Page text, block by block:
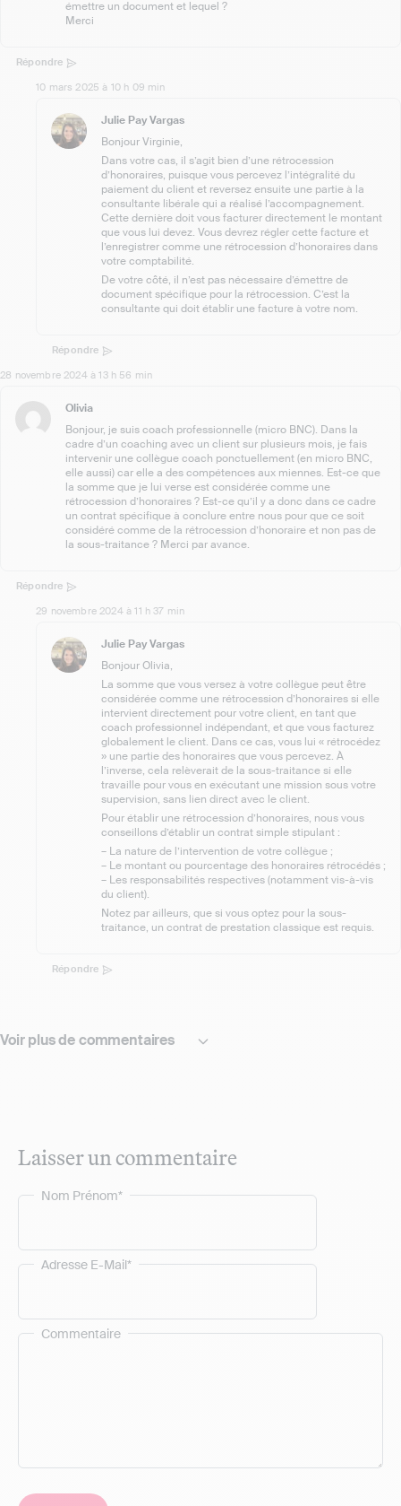
émettre un document et lequel ?
Merci
Répondre
10 mars 2025 à 10 h 09 min
Julie Pay Vargas
Bonjour Virginie,
Dans votre cas, il s’agit bien d’une rétrocession
d’honoraires, puisque vous percevez l’intégralité du
paiement du client et reversez ensuite une partie à la
consultante libérale qui a réalisé l’accompagnement.
Cette dernière doit vous facturer directement le montant
que vous lui devez. Vous devrez régler cette facture et
l’enregistrer comme une rétrocession d’honoraires dans
votre comptabilité.
De votre côté, il n’est pas nécessaire d’émettre de
document spécifique pour la rétrocession. C’est la
consultante qui doit établir une facture à votre nom.
Répondre
28 novembre 2024 à 13 h 56 min
Olivia
Bonjour, je suis coach professionnelle (micro BNC). Dans la
cadre d’un coaching avec un client sur plusieurs mois, je fais
intervenir une collègue coach ponctuellement (en micro BNC,
elle aussi) car elle a des compétences aux miennes. Est-ce que
la somme que je lui verse est considérée comme une
rétrocession d’honoraires ? Est-ce qu’il y a donc dans ce cadre
un contrat spécifique à conclure entre nous pour que ce soit
considéré comme de la rétrocession d’honoraire et non pas de
la sous-traitance ? Merci par avance.
Répondre
29 novembre 2024 à 11 h 37 min
Julie Pay Vargas
Bonjour Olivia,
La somme que vous versez à votre collègue peut être
considérée comme une rétrocession d’honoraires si elle
intervient directement pour votre client, en tant que
coach professionnel indépendant, et que vous facturez
globalement le client. Dans ce cas, vous lui « rétrocédez
» une partie des honoraires que vous percevez. À
l’inverse, cela relèverait de la sous-traitance si elle
travaille pour vous en exécutant une mission sous votre
supervision, sans lien direct avec le client.
Pour établir une rétrocession d’honoraires, nous vous
conseillons d’établir un contrat simple stipulant :
– La nature de l’intervention de votre collègue ;
– Le montant ou pourcentage des honoraires rétrocédés ;
– Les responsabilités respectives (notamment vis-à-vis
du client).
Notez par ailleurs, que si vous optez pour la sous-
traitance, un contrat de prestation classique est requis.
Répondre
Voir plus de commentaires
Laisser un commentaire
Commentaire
Nom Prénom*
Adresse E-Mail*